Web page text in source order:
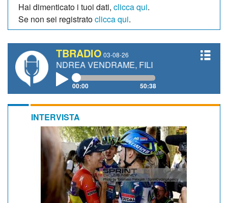
Hai dimenticato i tuoi dati, clicca qui.
Se non sei registratoclicca qui.
TBRADIO 03-08-26
ANDREA VENDRAME, FILIPPO FIORELLI
00:00 50:38
INTERVISTA